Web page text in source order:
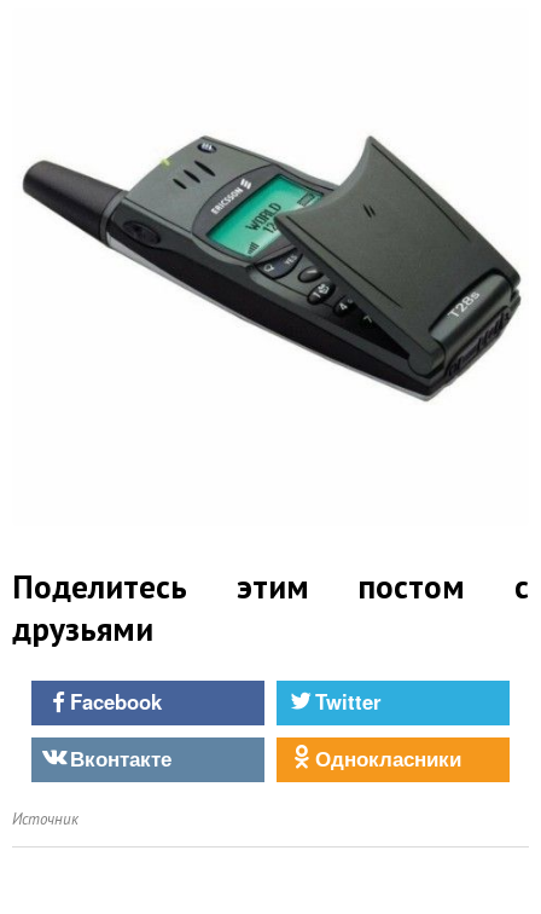
Поделитесь этим постом с
друзьями
Facebook
Twitter
Вконтакте
Однокласники
Источник